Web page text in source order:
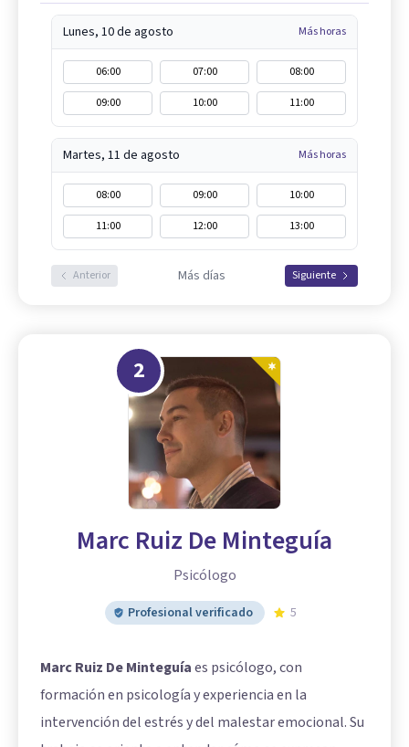
Lunes, 10 de agosto Más horas
06:00 07:00
08:00
09:00
10:00 11:00
Martes, 11 de agosto Más horas
08:00 09:00
10:00
11:00
12:00 13:00
Anterior Más días Siguiente
2
Marc Ruiz De Minteguía
Psicólogo
Profesional verificado 5
Marc Ruiz De Minteguíaes psicólogo, con
formación en psicología y experiencia en la
intervención del estrés y del malestar emocional. Su